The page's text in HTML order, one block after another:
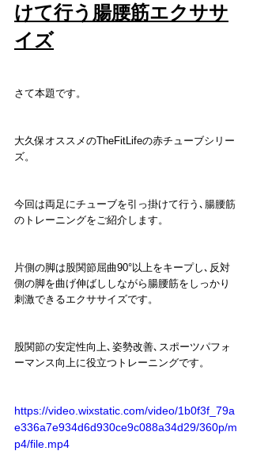
けて行う腸腰筋エクササ
イズ
さて本題です。
大久保オススメのTheFitLifeの赤チューブシリー
ズ。
今回は両足にチューブを引っ掛けて行う､腸腰筋
のトレーニングをご紹介します。
片側の脚は股関節屈曲90°以上をキープし､反対
側の脚を曲げ伸ばししながら腸腰筋をしっかり
刺激できるエクササイズです。
股関節の安定性向上､姿勢改善､スポーツパフォ
ーマンス向上に役立つトレーニングです。
https://video.wixstatic.com/video/1b0f3f_79a
e336a7e934d6d930ce9c088a34d29/360p/m
p4/file.mp4